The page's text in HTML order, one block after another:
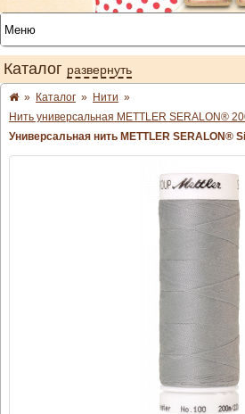
Каталог развернуть
» Каталог » Нити »
Нить универсальная METTLER SERALON®
Универсальная нить METTLER SERALON®